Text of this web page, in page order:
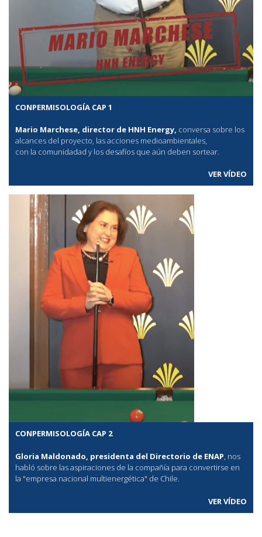
CONPERMISOLOGÍA CAP 1
Mario Marchese, director de HNH Energy, conversa sobre los
alcances del proyecto, las acciones medioambientales,
con la comunidadad y los desafíos que aún deben sortear.
VER VÍDEO
CONPERMISOLOGÍA CAP 2
Gloria Maldonado, presidenta del Directorio de ENAP, nos
habló sobre las aspiraciones de la compañía para convertirse en
la "empresa nacional multienergética" de Chile.
VER VÍDEO